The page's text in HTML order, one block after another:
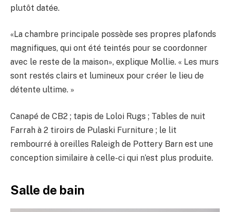
plutôt datée.
«La chambre principale possède ses propres plafonds
magnifiques, qui ont été teintés pour se coordonner
avec le reste de la maison», explique Mollie. « Les murs
sont restés clairs et lumineux pour créer le lieu de
détente ultime. »
Canapé de CB2 ; tapis de Loloi Rugs ; Tables de nuit
Farrah à 2 tiroirs de Pulaski Furniture ; le lit
rembourré à oreilles Raleigh de Pottery Barn est une
conception similaire à celle-ci qui n’est plus produite.
Salle de bain